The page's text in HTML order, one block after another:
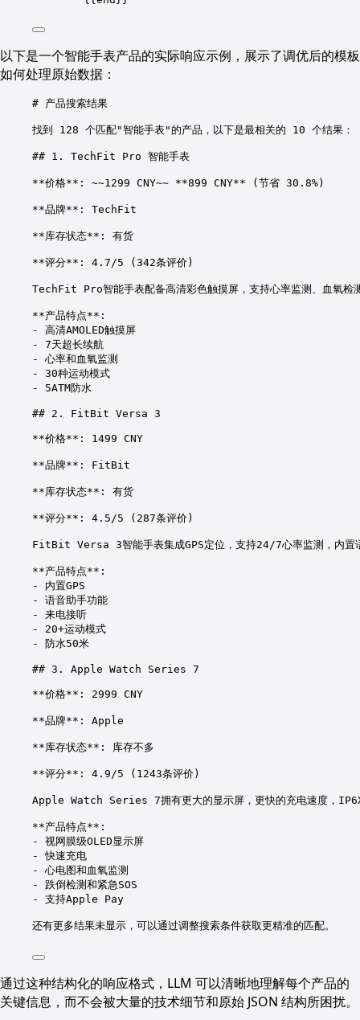
以下是一个智能手表产品的实际响应示例，展示了调优后的模板
如何处理原始数据：
# 产品搜索结果
找到 128 个匹配"智能手表"的产品，以下是最相关的 10 个结果：
## 1. TechFit Pro 智能手表
**价格**: ~~1299 CNY~~ **899 CNY** (节省 30.8%)
**品牌**: TechFit
**库存状态**: 有货
**评分**: 4.7/5 (342条评价)
TechFit Pro智能手表配备高清彩色触摸屏，支持心率监测、血氧检
**产品特点**:
- 高清AMOLED触摸屏
- 7天超长续航
- 心率和血氧监测
- 30种运动模式
- 5ATM防水
## 2. FitBit Versa 3
**价格**: 1499 CNY
**品牌**: FitBit
**库存状态**: 有货
**评分**: 4.5/5 (287条评价)
FitBit Versa 3智能手表集成GPS定位，支持24/7心率监测，内置
**产品特点**:
- 内置GPS
- 语音助手功能
- 来电接听
- 20+运动模式
- 防水50米
## 3. Apple Watch Series 7
**价格**: 2999 CNY
**品牌**: Apple
**库存状态**: 库存不多
**评分**: 4.9/5 (1243条评价)
Apple Watch Series 7拥有更大的显示屏，更快的充电速度，IP6X
**产品特点**:
- 视网膜级OLED显示屏
- 快速充电
- 心电图和血氧监测
- 跌倒检测和紧急SOS
- 支持Apple Pay
还有更多结果未显示，可以通过调整搜索条件获取更精准的匹配。
通过这种结构化的响应格式，LLM 可以清晰地理解每个产品的
关键信息，而不会被大量的技术细节和原始 JSON 结构所困扰。